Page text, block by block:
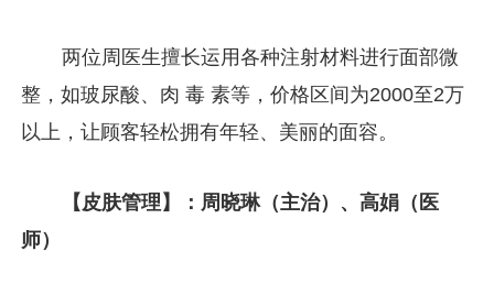
两位周医生擅长运用各种注射材料进行面部微
整，如玻尿酸、肉 毒 素等，价格区间为2000至2万
以上，让顾客轻松拥有年轻、美丽的面容。
【皮肤管理】：周晓琳（主治）、高娟（医
师）